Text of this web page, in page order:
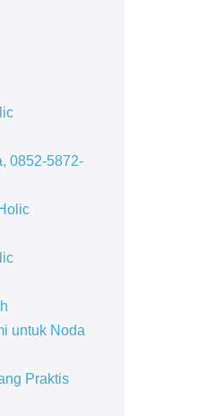
0852-5872-
untuk Noda
Praktis